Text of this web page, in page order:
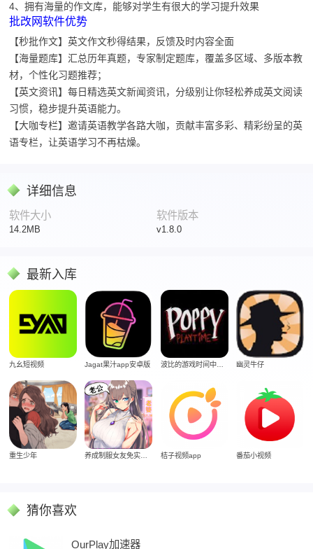
4、拥有海量的作文库，能够对学生有很大的学习提升效果
批改网软件优势
【秒批作文】英文作文秒得结果，反馈及时内容全面
【海量题库】汇总历年真题，专家制定题库，覆盖多区域、多版本教
材，个性化习题推荐；
【英文资讯】每日精选英文新闻资讯，分级别让你轻松养成英文阅读
习惯，稳步提升英语能力。
【大咖专栏】邀请英语教学各路大咖，贡献丰富多彩、精彩纷呈的英
语专栏，让英语学习不再枯燥。
详细信息
软件大小
14.2MB
软件版本
v1.8.0
最新入库
九幺短视频 Jagat果汁app安卓版 波比的游戏时间中文版 幽灵牛仔
重生少年 桔子视频app 番茄小视频
猜你喜欢
OurPlay加速器